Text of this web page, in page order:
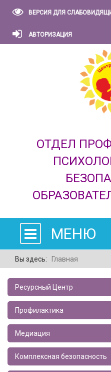
ВЕРСИЯ ДЛЯ
АВТОРИЗАЦИЯ
ОТДЕЛ
МЕНЮ
Вы здесь: Главная
Ресурсный Центр
Профилактика
Медиация
Комплексная безопасность